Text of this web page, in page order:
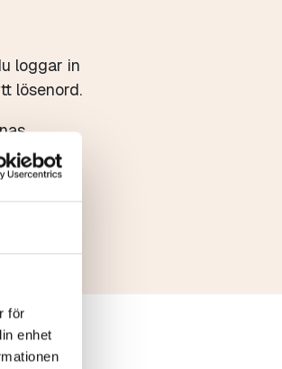
för
enhet
loggar in
lösenord.